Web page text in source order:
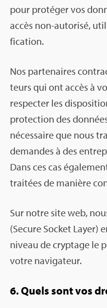
pour pro­té­ger vos
accès non-auto­risé,
fi­ca­tion.
Nos par­te­naires
teurs qui ont accès à
res­pec­ter les
pro­tec­tion des
néces­saire que nous
demandes à des
Dans ces cas
trai­tées de manière
Sur notre site web,
(Secure Socket Layer)
niveau de cryp­tage le
votre navi­ga­teur.
6. Quels sont vos